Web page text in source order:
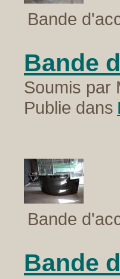
Bande
Bande
Soumis par
Publie dans
Bande
Bande